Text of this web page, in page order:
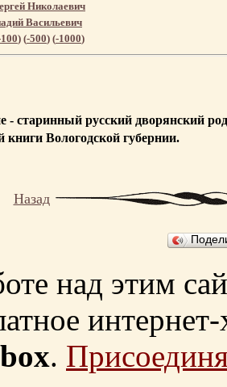
Николаевич
Васильевич
) (-500) (-1000)
- старинный русский дворянский
книги Вологодской губернии.
Назад
над этим
.